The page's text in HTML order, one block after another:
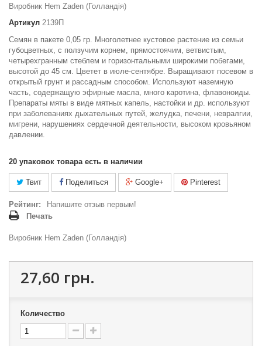
Виробник Hem Zaden (Голландія)
Артикул 2139П
Семян в пакете 0,05 гр. Многолетнее кустовое растение из семьи
губоцветных, с ползучим корнем, прямостоячим, ветвистым,
четырехгранным стеблем и горизонтальными широкими побегами,
высотой до 45 см. Цветет в июле-сентябре. Выращивают посевом в
открытый грунт и рассадным способом. Используют наземную
часть, содержащую эфирные масла, много каротина, флавоноиды.
Препараты мяты в виде мятных капель, настойки и др. используют
при заболеваниях дыхательных путей, желудка, печени, невралгии,
мигрени, нарушениях сердечной деятельности, высоком кровьяном
давлении.
20 упаковок товара есть в наличии
Твит Поделиться Google+ Pinterest
Рейтинг:
Напишите отзыв первым!
Печать
Виробник Hem Zaden (Голландія)
27,60 грн.
Количество